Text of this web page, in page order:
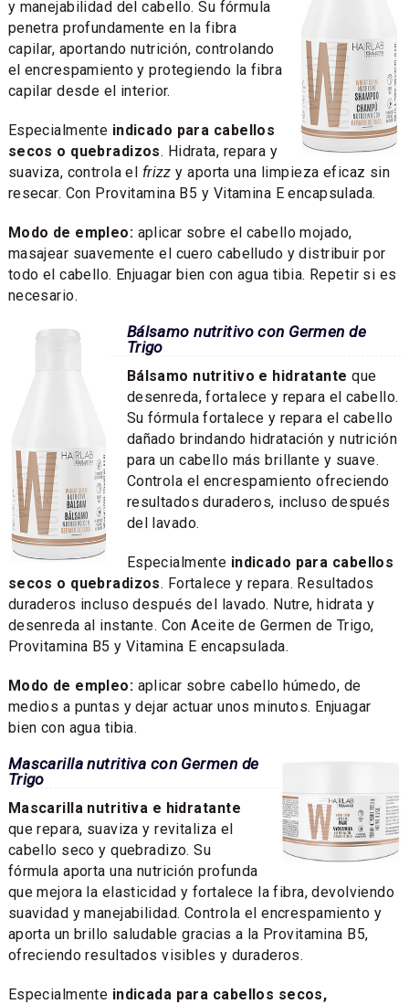
y manejabilidad del cabello. Su fórmula
penetra profundamente en la fibra
capilar, aportando nutrición, controlando
el encrespamiento y protegiendo la fibra
capilar desde el interior.
Especialmente indicado para cabellos
secos o quebradizos. Hidrata, repara y
suaviza, controla el frizzy aporta una limpieza eficaz sin
resecar. Con Provitamina B5 y Vitamina E encapsulada.
Modo de empleo: aplicar sobre el cabello mojado,
masajear suavemente el cuero cabelludo y distribuir por
todo el cabello. Enjuagar bien con agua tibia. Repetir si es
necesario.
Bálsamo nutritivo con Germen de
Trigo
Bálsamo nutritivo e hidratanteque
desenreda, fortalece y repara el cabello.
Su fórmula fortalece y repara el cabello
dañado brindando hidratación y nutrición
para un cabello más brillante y suave.
Controla el encrespamiento ofreciendo
resultados duraderos, incluso después
del lavado.
Especialmente indicado para cabellos
secos o quebradizos. Fortalece y repara. Resultados
duraderos incluso después del lavado. Nutre, hidrata y
desenreda al instante. Con Aceite de Germen de Trigo,
Provitamina B5 y Vitamina E encapsulada.
Modo de empleo: aplicar sobre cabello húmedo, de
medios a puntas y dejar actuar unos minutos. Enjuagar
bien con agua tibia.
Mascarilla nutritiva con Germen de
Trigo
Mascarilla nutritiva e hidratante
que repara, suaviza y revitaliza el
cabello seco y quebradizo. Su
fórmula aporta una nutrición profunda
que mejora la elasticidad y fortalece la fibra, devolviendo
suavidad y manejabilidad. Controla el encrespamiento y
aporta un brillo saludable gracias a la Provitamina B5,
ofreciendo resultados visibles y duraderos.
Especialmente indicada para cabellos secos,